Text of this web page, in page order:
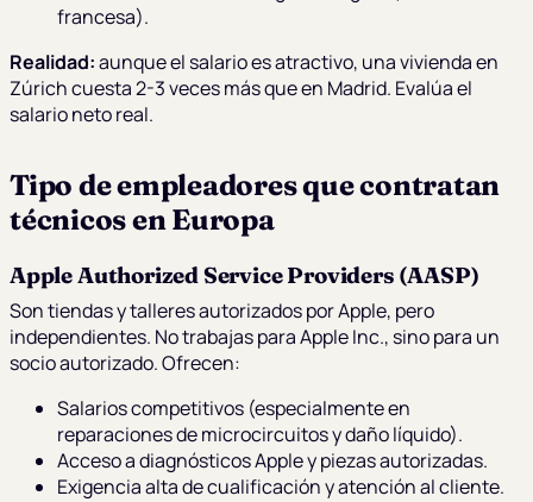
francesa).
Realidad:aunque el salario es atractivo, una vivienda en
Zúrich cuesta 2-3 veces más que en Madrid. Evalúa el
salario neto real.
Tipo de empleadores que contratan
técnicos en Europa
Apple Authorized Service Providers (AASP)
Son tiendas y talleres autorizados por Apple, pero
independientes. No trabajas para Apple Inc., sino para un
socio autorizado. Ofrecen:
Salarios competitivos (especialmente en
reparaciones de microcircuitos y daño líquido).
Acceso a diagnósticos Apple y piezas autorizadas.
Exigencia alta de cualificación y atención al cliente.